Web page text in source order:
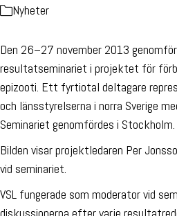
Nyheter
Den 26–27 november 2013
resultatseminariet i projektet för
epizooti. Ett fyrtiotal deltagare
och länsstyrelserna i norra Sverige
Seminariet genomfördes i Stockholm.
Bilden visar projektledaren Per
vid seminariet.
VSL fungerade som moderator vid